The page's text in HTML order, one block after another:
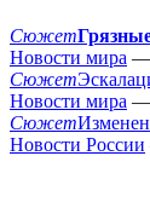
Сюжет
Новости мира —
Сюжет
Новости мира —
Сюжет
Новости России